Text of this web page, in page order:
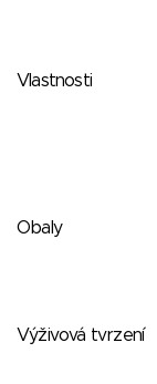
Vlastnosti
Obaly
Výživová tvrzení